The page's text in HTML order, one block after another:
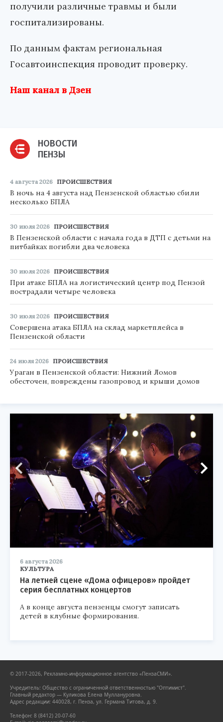
получили различные травмы и были
госпитализированы.
По данным фактам региональная
Госавтоинспекция проводит проверку.
Наш канал в Дзен
НОВОСТИ
ПЕНЗЫ
4 августа 2026 ПРОИСШЕСТВИЯ
В ночь на 4 августа над Пензенской областью сбили
несколько БПЛА
30 июля 2026 ПРОИСШЕСТВИЯ
В Пензенской области с начала года в ДТП с детьми на
питбайках погибли два человека
30 июля 2026 ПРОИСШЕСТВИЯ
При атаке БПЛА на логистический центр под Пензой
пострадали четыре человека
30 июля 2026 ПРОИСШЕСТВИЯ
Совершена атака БПЛА на склад маркетплейса в
Пензенской области
24 июля 2026 ПРОИСШЕСТВИЯ
Ураган в Пензенской области: Нижний Ломов
обесточен, повреждены газопровод и крыши домов
6 августа 2026
КУЛЬТУРА
На летней сцене «Дома офицеров» пройдет
серия бесплатных концертов
А в конце августа пензенцы смогут записать
детей в клубные формирования.
© 2017-2026, Рекламно-информационное агентство «ПензаСМИ».
Учредитель: Общество с ограниченной ответственностью "Оптимист".
Главный редактор — Куликова Елена Муллануровна.
Адрес редакции: 440028, г. Пенза, ул. Германа Титова, д. 9.
Телефон: 8 (8412) 20-07-60